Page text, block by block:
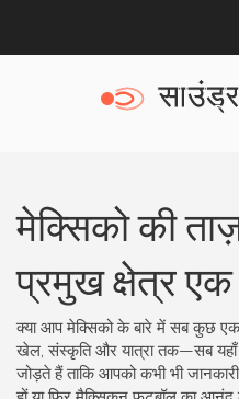
मेक्सिको की
प्रमुख क्षेत्र
क्या आप मेक्सिको के बारे में सब कुछ
खेल, संस्कृति और यात्रा तक—सब यहाँ
जोड़ते हैं ताकि आपको कभी भी